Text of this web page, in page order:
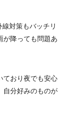
対策もバッチリ
が降っても問題あ
ており夜でも安心
自分好みのものが